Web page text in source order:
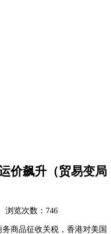
价飙升（贸易变局
浏览次数： 746
商品征收关税，香港对美国